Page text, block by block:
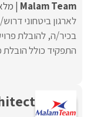
Malam Team
בכיר/ה, להובלת
התפקיד כולל